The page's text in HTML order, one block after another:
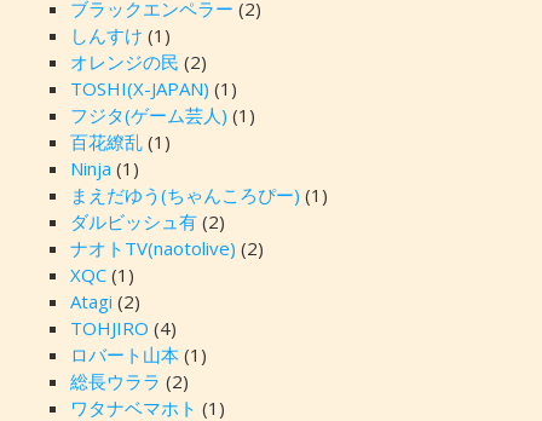
ブラックエンペラー (2)
しんすけ (1)
オレンジの民 (2)
TOSHI(X-JAPAN) (1)
フジタ(ゲーム芸人) (1)
百花繚乱(1)
Ninja (1)
まえだゆう(ちゃんころぴー) (1)
ダルビッシュ有(2)
ナオトTV(naotolive) (2)
XQC(1)
Atagi (2)
TOHJIRO (4)
ロバート山本(1)
総長ウララ (2)
ワタナベマホト (1)